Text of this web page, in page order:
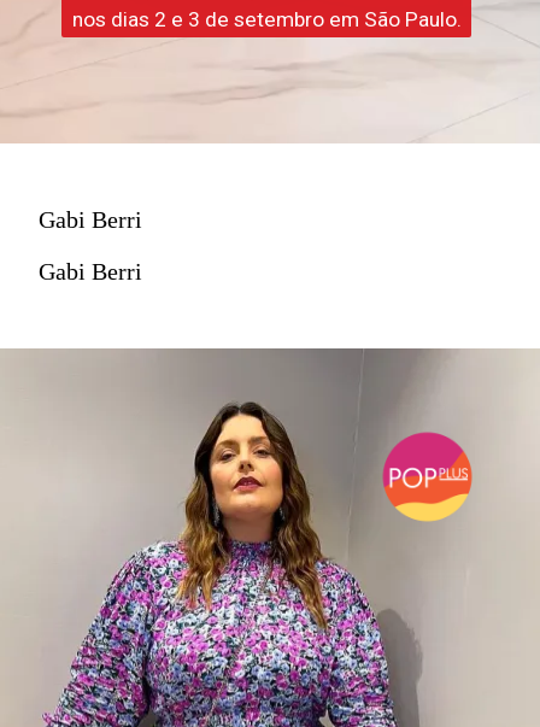
nos dias 2 e 3 de setembro em São Paulo.
nos dias 2 e 3 de setembro em São Paulo.
Gabi Berri
Gabi Berri